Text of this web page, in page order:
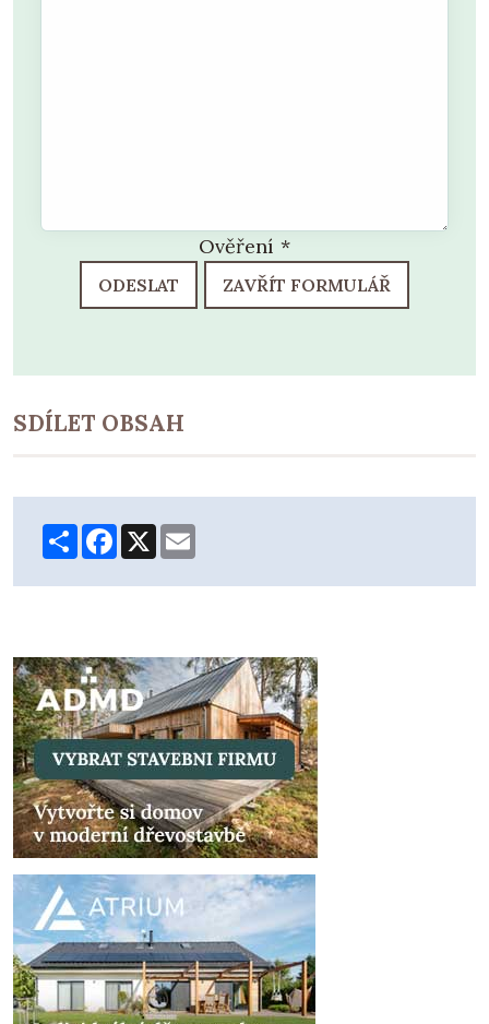
Ověření *
ODESLAT ZAVŘÍT FORMULÁŘ
SDÍLET OBSAH
ShareFacebook
X